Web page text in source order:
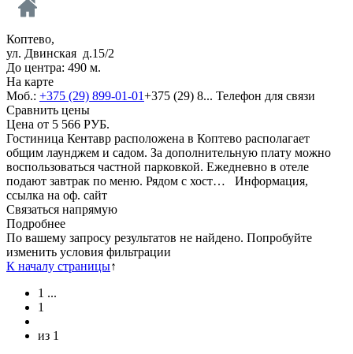
Коптево,
ул. Двинская д.15/2
До центра: 490 м.
На карте
Моб.: +375 (29) 899-01-01+375 (29) 8... Телефон для связи
Сравнить цены
Цена от 5 566 РУБ.
Гостиница Кентавр расположена в Коптево располагает
общим лаунджем и садом. За дополнительную плату можно
воспользоваться частной парковкой. Ежедневно в отеле
подают завтрак по меню. Рядом с хост… Информация,
ссылка на оф. сайт
Связаться напрямую
Подробнее
По вашему запросу результатов не найдено. Попробуйте
изменить условия фильтрации
К началу страницы↑
1 ...
1
из 1